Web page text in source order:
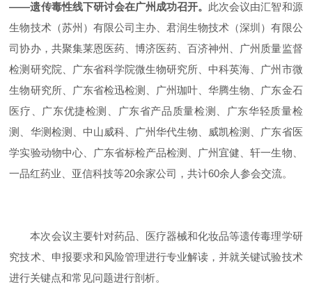
——遗传毒性线下研讨会在广州成功召开。 此次会议由汇智和源
生物技术（苏州）有限公司主办、君润生物技术（深圳）有限公
司协办，共聚集莱恩医药、博济医药、百济神州、广州质量监督
检测研究院、广东省科学院微生物研究所、中科英海、广州市微
生物研究所、广东省检迅检测、广州珈叶、华腾生物、广东金石
医疗、广东优捷检测、广东省产品质量检测、广东华轻质量检
测、华测检测、中山威科、广州华代生物、威凯检测、广东省医
学实验动物中心、广东省标检产品检测、广州宜健、轩一生物、
一品红药业、亚信科技等20余家公司，共计60余人参会交流。
本次会议主要针对药品、医疗器械和化妆品等遗传毒理学研
究技术、申报要求和风险管理进行专业解读，并就关键试验技术
进行关键点和常见问题进行剖析。